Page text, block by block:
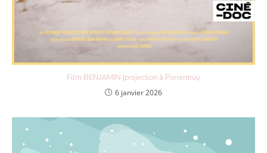
Film BENJAMIN |projection à Porrentruy
6 janvier 2026